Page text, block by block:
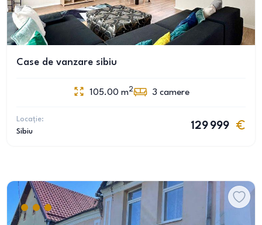
Case de vanzare sibiu
105.00 m2 3 camere
Locație:
Sibiu
129 999